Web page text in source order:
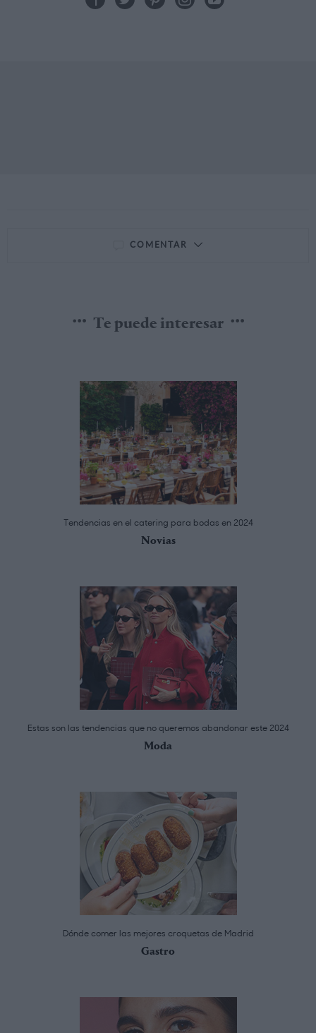
COMENTAR
Te puede interesar
Tendencias en el catering para bodas en 2024
Novias
Estas son las tendencias que no queremos abandonar este 2024
Moda
Dónde comer las mejores croquetas de Madrid
Gastro